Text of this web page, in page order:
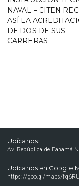
NAVAL – CITEN
ASÍ LA
DE DOS DE SUS
CARRERAS
Ubícanos:
Av. República de Panamá
Ubícanos en Google
https://goo.gl/maps/